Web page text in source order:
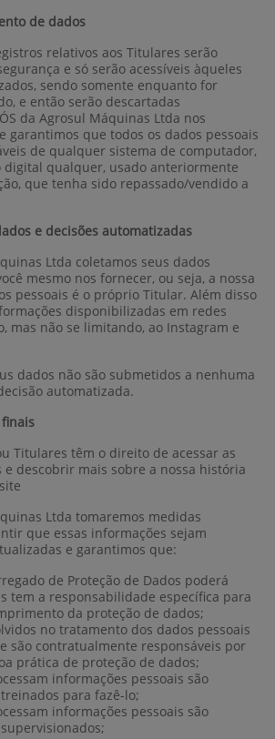
de dados
relativos aos Titulares serão
e só serão acessíveis àqueles
sendo somente enquanto for
e então serão descartadas
da Agrosul Máquinas Ltda nos
garantimos que todos os dados pessoais
de qualquer sistema de computador,
digital qualquer, usado anteriormente
que tenha sido repassado/vendido a
e decisões automatizadas
Ltda coletamos seus dados
mesmo nos fornecer, ou seja, a nossa
pessoais é o próprio Titular. Além disso
disponibilizadas em redes
mas não se limitando, ao Instagram e
dados não são submetidos a nenhuma
automatizada.
Titulares têm o direito de acessar as
e descobrir mais sobre a nossa história
Ltda tomaremos medidas
que essas informações sejam
e garantimos que:
de Proteção de Dados poderá
tem a responsabilidade específica para
da proteção de dados;
no tratamento dos dados pessoais
são contratualmente responsáveis por
prática de proteção de dados;
informações pessoais são
para fazê-lo;
informações pessoais são